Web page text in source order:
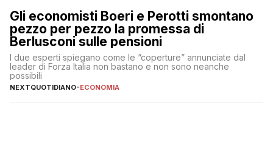
Gli economisti Boeri e Perotti smontano
pezzo per pezzo la promessa di
Berlusconi sulle pensioni
I due esperti spiegano come le “coperture” annunciate dal
leader di Forza Italia non bastano e non sono neanche
possibili
NEXTQUOTIDIANO-ECONOMIA